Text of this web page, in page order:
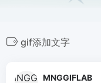
gif添加文字
MNGGIFLAB